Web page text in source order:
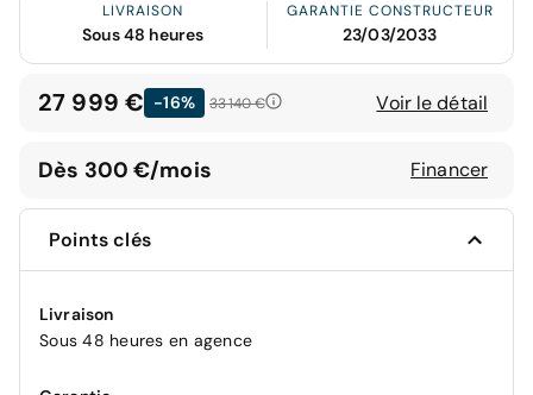
LIVRAISON
Sous 48 heures
GARANTIE CONSTRUCTEUR
23/03/2033
27 999 € -16% 33 140 € Voir le détail
Dès 300 €/mois Financer
Points clés
Livraison
Sous 48 heures en agence